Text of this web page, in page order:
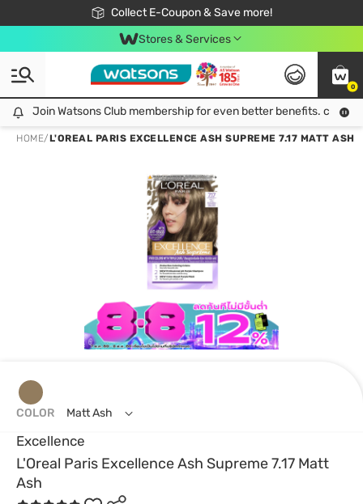
Collect E-Coupon & Save more!
🎉Extra 10% Off Your First Online Order!
📦Free Delivery when shop 499฿
Be Watsons member!
Stores & Services
0
Join Watsons Club membership for even better benefits. click!
Join Watsons Club membership for even better benefits. click!
HOME/L'OREAL PARIS EXCELLENCE ASH SUPREME 7.17 MATT ASH
Excellence
L'Oreal Paris Excellence Ash Supreme 7.17 Matt
Ash
COLOR Matt Ash